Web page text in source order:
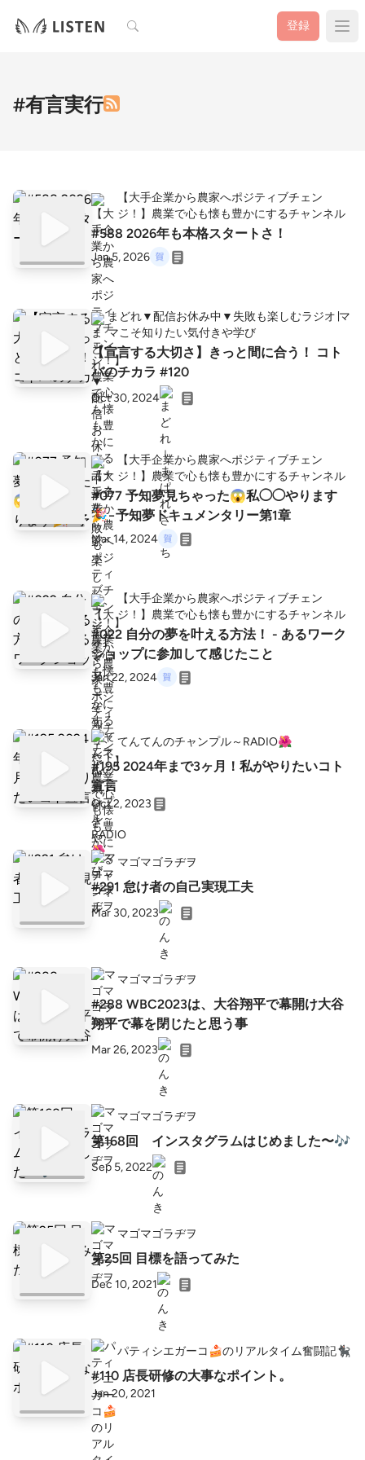
検索 登録
#有言実行
【大手企業から農家へポジティブチェン
ジ！】農業で心も懐も豊かにするチャンネル
#588 2026年も本格スタートさ！
Jan 5, 2026
まどれ▼配信お休み中▼失敗も楽しむラジオ∣マ
マこそ知りたい気付きや学び
【宣言する大切さ】きっと間に合う！ コト
バのチカラ #120
Oct 30, 2024
【大手企業から農家へポジティブチェン
ジ！】農業で心も懐も豊かにするチャンネル
#077 予知夢見ちゃった😱私◯◯やります
🎉−予知夢ドキュメンタリー第1章
Mar 14, 2024
【大手企業から農家へポジティブチェン
ジ！】農業で心も懐も豊かにするチャンネル
#022 自分の夢を叶える方法！ - あるワーク
ショップに参加して感じたこと
Jan 22, 2024
てんてんのチャンプル～RADIO🌺
#195 2024年まで3ヶ月！私がやりたいコト
宣言
Oct 2, 2023
マゴマゴラヂヲ
#291 怠け者の自己実現工夫
Mar 30, 2023
マゴマゴラヂヲ
#288 WBC2023は、大谷翔平で幕開け大谷
翔平で幕を閉じたと思う事
Mar 26, 2023
マゴマゴラヂヲ
第168回 インスタグラムはじめました〜🎶
Sep 5, 2022
マゴマゴラヂヲ
第25回 目標を語ってみた
Dec 10, 2021
パティシエガーコ🍰のリアルタイム奮闘記🐈‍⬛
#110 店長研修の大事なポイント。
Jan 20, 2021